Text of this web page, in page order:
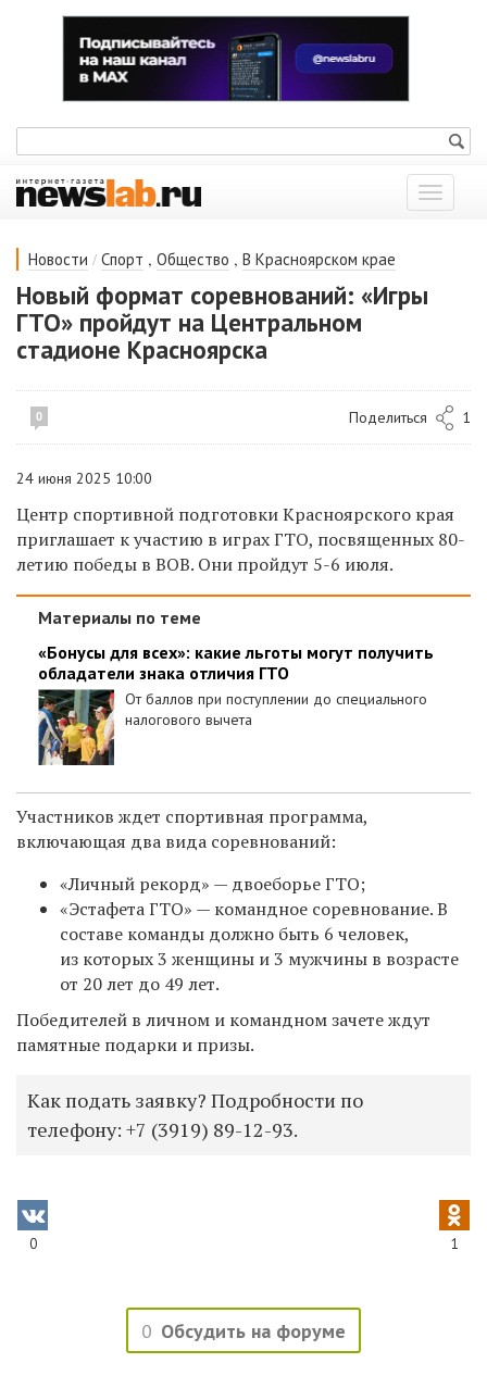
Показать
меню
Новости / Спорт , Общество , В Красноярском крае
Новый формат соревнований: «Игры
ГТО» пройдут на Центральном
стадионе Красноярска
0 Поделиться 1
24 июня 2025 10:00
Центр спортивной подготовки Красноярского края
приглашает к участию в играх ГТО, посвященных 80-
летию победы в ВОВ. Они пройдут 5-6 июля.
Материалы по теме
«Бонусы для всех»: какие льготы могут получить
обладатели знака отличия ГТО
От баллов при поступлении до специального
налогового вычета
Участников ждет спортивная программа,
включающая два вида соревнований:
«Личный рекорд» — двоеборье ГТО;
«Эстафета ГТО» — командное соревнование. В
составе команды должно быть 6 человек,
из которых 3 женщины и 3 мужчины в возрасте
от 20 лет до 49 лет.
Победителей в личном и командном зачете ждут
памятные подарки и призы.
Как подать заявку? Подробности по
телефону: ‪+7 (3919) 89-12-93‬.
0 1
0 Обсудить на форуме